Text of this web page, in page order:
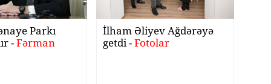
Parkı
-Fərman
İlham Əliyev Ağdərəyə
getdi -Fotolar